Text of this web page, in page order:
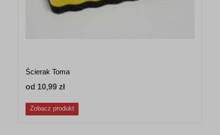
Ścierak Toma
od 10,99 zł
Zobacz produkt